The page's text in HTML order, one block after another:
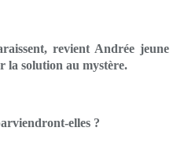
revient Andrée jeune
la solution au mystère.
elles ?